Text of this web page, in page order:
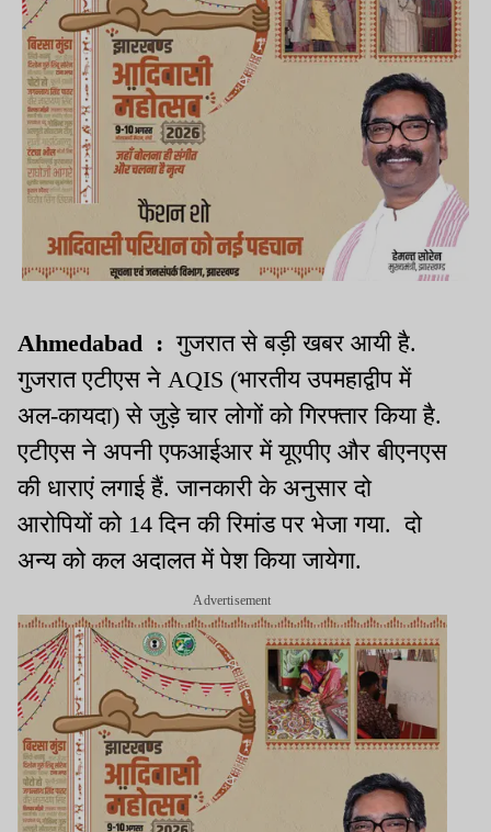
Ahmedabad :गुजरात से बड़ी खबर आयी है.
गुजरात एटीएस ने AQIS (भारतीय उपमहाद्वीप में
अल-कायदा) से जुड़े चार लोगों को गिरफ्तार किया है.
एटीएस ने अपनी एफआईआर में यूएपीए और बीएनएस
की धाराएं लगाई हैं. जानकारी के अनुसार दो
आरोपियों को 14 दिन की रिमांड पर भेजा गया. दो
अन्य को कल अदालत में पेश किया जायेगा.
Advertisement